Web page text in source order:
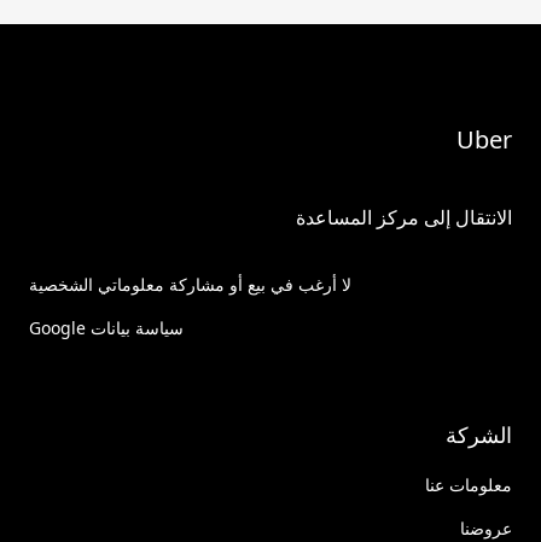
Uber
الانتقال إلى مركز المساعدة
لا أرغب في بيع أو مشاركة معلوماتي الشخصية
سياسة بيانات Google
الشركة
معلومات عنا
عروضنا